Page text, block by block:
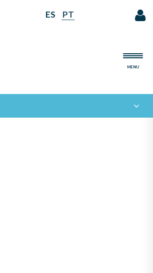
ES PT
MENU